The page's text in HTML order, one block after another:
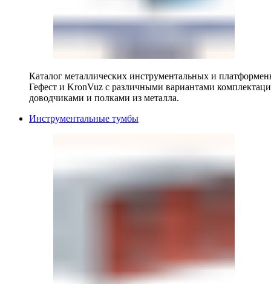
Каталог металлических инструментальных и
Гефест и KronVuz с различными вариантами
доводчиками и полками из металла.
Инструментальные тумбы